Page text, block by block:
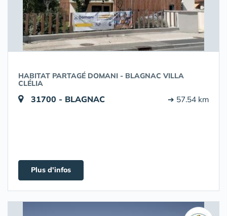
HABITAT PARTAGÉ DOMANI - BLAGNAC VILLA
CLÉLIA
31700 - BLAGNAC ➔ 57.54 km
Plus d'infos